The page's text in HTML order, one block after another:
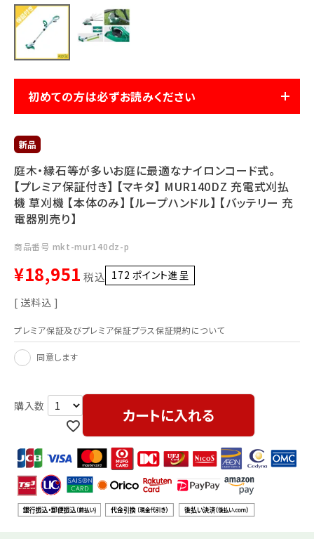
FAXでのご注文
0739-72-4532
初めての方は必ずお読みください
庭木・縁石等が多いお庭に最適なナイロンコード式。
【プレミア保証付き】 【マキタ】 MUR140DZ 充電式刈払
機 草刈機 【本体のみ】 【ループハンドル】 【バッテリー 充
電器別売り】
商品番号 mkt-mur140dz-p
¥18,951 税込 172 ポイント進呈 ]
送料込
プレミア保証及びプレミア保証プラス保証規約について
同意します
カートに入れる